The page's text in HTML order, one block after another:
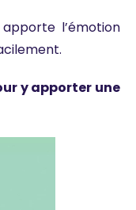
l’émotion
y apporter une